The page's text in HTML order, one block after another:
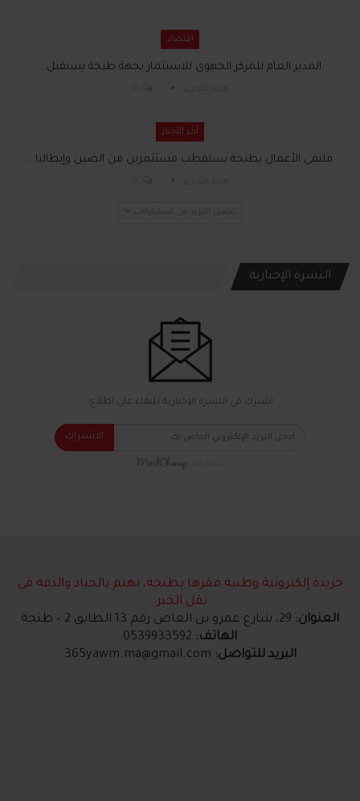
اقتصاد
المدير العام للمركز الجهوي للاستثمار بجهة طنجة يستقبل…
آخر الأخبار
ملتقى الأعمال بطنجة يستقطب مستثمرين من الصين وإيطاليا…
النشرة الإخبارية
اشترك في النشرة الإخبارية للبقاء على اطلاع.
الاشتراك
جريدة إلكترونية وطنية مقرها بطنجة، نهتم بالحياد والدقة في
نقل الخبر.
العنوان:
الهاتف:
البريد للتواصل: